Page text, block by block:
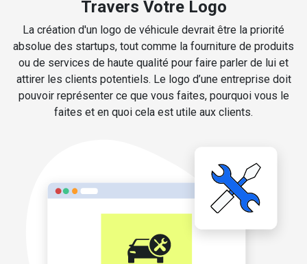
Travers Votre Logo
La création d'un logo de véhicule devrait être la priorité
absolue des startups, tout comme la fourniture de produits
ou de services de haute qualité pour faire parler de lui et
attirer les clients potentiels. Le logo d’une entreprise doit
pouvoir représenter ce que vous faites, pourquoi vous le
faites et en quoi cela est utile aux clients.